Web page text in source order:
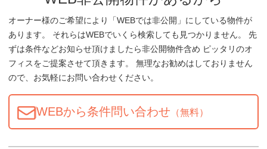
オーナー様のご希望により「WEBでは非公開」にしている物件が
あります。 それらはWEBでいくら検索しても見つかりません。 先
ずは条件などお知らせ頂けましたら非公開物件含め ピッタリのオ
フィスをご提案させて頂きます。 無理なお勧めはしておりません
ので、お気軽にお問い合わせください。
WEBから条件問い合わせ （無料）